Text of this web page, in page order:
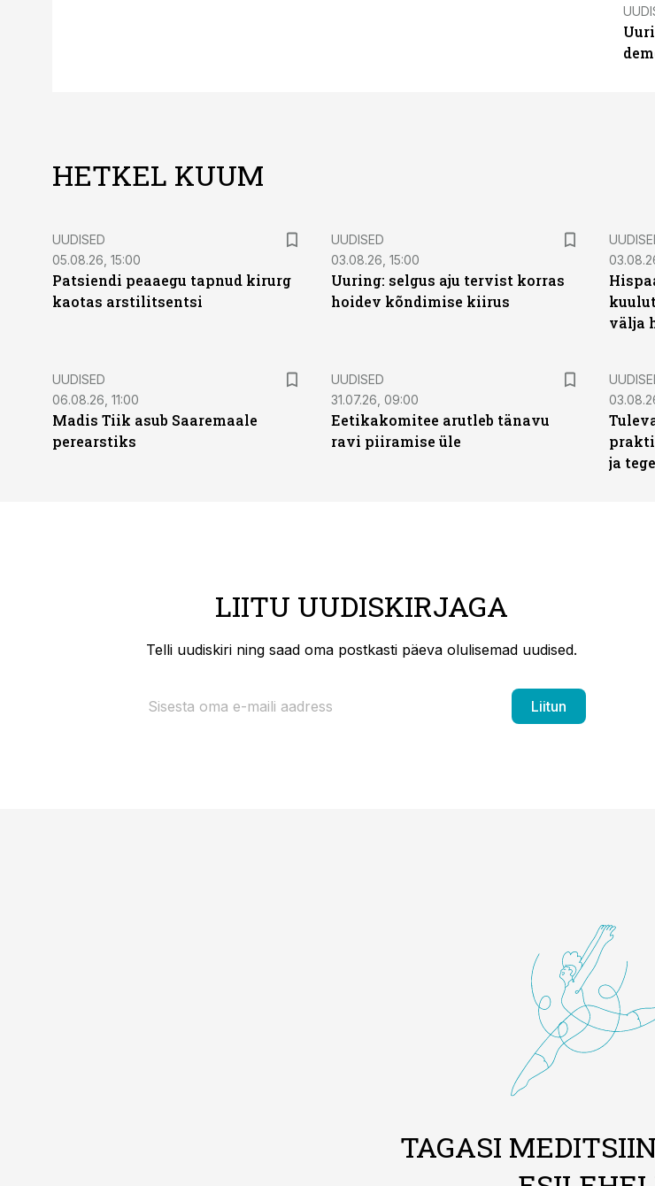
HETKEL KUUM
UUDISED
05.08.26, 15:00
Patsiendi peaaegu tapnud kirurg
kaotas arstilitsentsi
UUDISED
03.08.26, 15:00
Uuring: selgus aju tervist korras
hoidev kõndimise kiirus
välja
UUDISED
06.08.26, 11:00
Madis Tiik asub Saaremaale
perearstiks
UUDISED
31.07.26, 09:00
Eetikakomitee arutleb tänavu
ravi piiramise üle
ja
LIITU UUDISKIRJAGA
Telli uudiskiri ning saad oma postkasti päeva olulisemad uudised.
Liitun
TAGASI